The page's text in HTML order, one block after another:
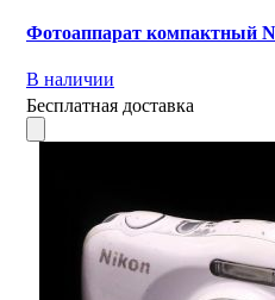
Фотоаппарат компактный
В наличии
Бесплатная доставка